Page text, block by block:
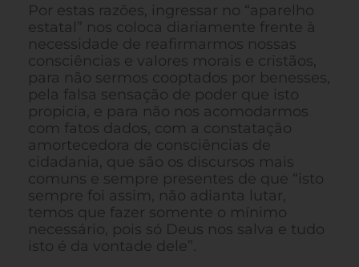
Por estas razões, ingressar no “aparelho
estatal” nos coloca diariamente frente à
necessidade de reafirmarmos nossas
consciências e valores morais e cristãos,
para não sermos cooptados por benesses,
pela falsa sensação de poder que isto
propicia, e para não nos acomodarmos
com fatos dados, com a constatação
amortecedora de consciências de
cidadania, que são os discursos mais
comuns e sempre presentes de que “isto
sempre foi assim, não adianta lutar,
temos que fazer somente o mínimo
necessário, pois só Deus nos salva e tudo
isto é da vontade dele”.